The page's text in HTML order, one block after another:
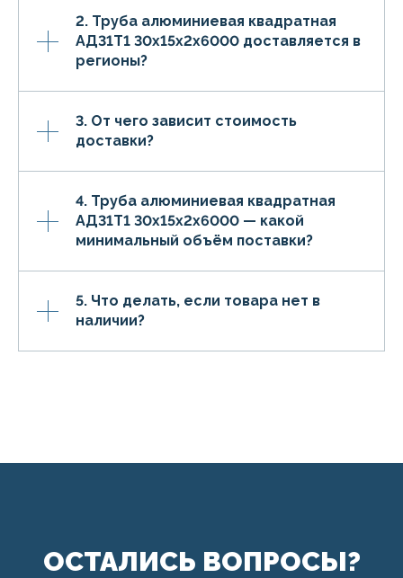
2. Труба алюминиевая квадратная
АД31Т1 30х15х2х6000 доставляется в
регионы?
3. От чего зависит стоимость
доставки?
4. Труба алюминиевая квадратная
АД31Т1 30х15х2х6000 — какой
минимальный объём поставки?
5. Что делать, если товара нет в
наличии?
ОСТАЛИСЬ ВОПРОСЫ?